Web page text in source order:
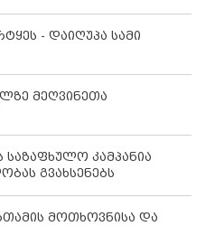
- დაიღუპა სამი
მეღვინეთა
საზაფხულო კამპანია
გვახსენებს
მოთხოვნისა და